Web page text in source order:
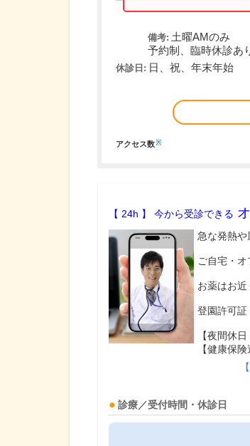
備考: 土曜AMのみ
予約制、臨時休診あ
休診日: 日、祝、年末年始
アクセス数※
【 24h 】 今から受診できる
急な発熱や
ご自宅・
お薬はお近
登園許可証
【夜間休
【健康保険
診療／受付時間・休診日